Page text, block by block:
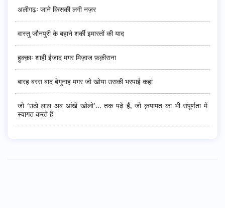
अलीगढ़ः जाने किसकी लगी नज़र
वास्तु जौनपुरी के बहाने शर्की इमारतों की याद
हुक़्क़ाः शाही ईजाद मगर मिज़ाज फ़क़ीराना
बारह बरस बाद बेगुनाह मगर जो खोया उसकी भरपाई कहां
जो ‘उठो लाल अब आंखें खोलो’... तक पढ़े हैं, जो क़यामत का भी संपूर्णता में
स्वागत करते हैं